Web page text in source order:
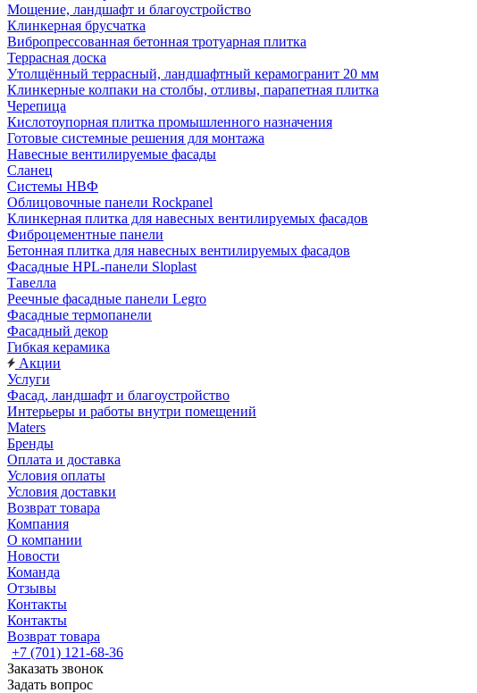
Мощение, ландшафт и благоустройство
Клинкерная брусчатка
Вибропрессованная бетонная тротуарная плитка
Террасная доска
Утолщённый террасный, ландшафтный керамогранит 20 мм
Клинкерные колпаки на столбы, отливы, парапетная плитка
Черепица
Кислотоупорная плитка промышленного назначения
Готовые системные решения для монтажа
Навесные вентилируемые фасады
Сланец
Системы НВФ
Облицовочные панели Rockpanel
Клинкерная плитка для навесных вентилируемых фасадов
Фиброцементные панели
Бетонная плитка для навесных вентилируемых фасадов
Фасадные HPL-панели Sloplast
Тавелла
Реечные фасадные панели Legro
Фасадные термопанели
Фасадный декор
Гибкая керамика
Акции
Услуги
Фасад, ландшафт и благоустройство
Интерьеры и работы внутри помещений
Maters
Бренды
Оплата и доставка
Условия оплаты
Условия доставки
Возврат товара
Компания
О компании
Новости
Команда
Отзывы
Контакты
Контакты
Возврат товара
+7 (701) 121-68-36
Заказать звонок
Задать вопрос